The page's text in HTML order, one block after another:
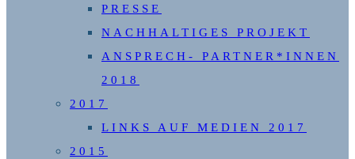
PRESSE
NACHHALTIGES PROJEKT
ANSPRECH- PARTNER*INNEN
2018
2017
LINKS AUF MEDIEN 2017
2015